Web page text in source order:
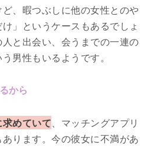
ど、暇つぶしに他の女性とのや
」というケースもあるでしょ
と出会い、会うまでの一連の
男性もいるようです。
から
めていて、マッチングアプリ
ります。今の彼女に不満があ